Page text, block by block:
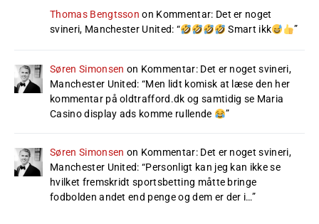
Thomas Bengtsson on Kommentar: Det er noget
svineri, Manchester United: “ Smart ikk ”
Søren Simonsen on Kommentar: Det er noget svineri,
Manchester United: “Men lidt komisk at læse den her
kommentar på oldtrafford.dk og samtidig se Maria
Casino display ads komme rullende
”
Søren Simonsen on Kommentar: Det er noget svineri,
Manchester United: “Personligt kan jeg kan ikke se
hvilket fremskridt sportsbetting måtte bringe
fodbolden andet end penge og dem er der i…”